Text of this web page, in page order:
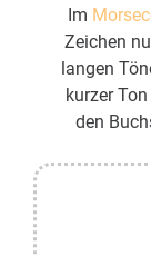
Im
Zeichen
langen
kurzer
den